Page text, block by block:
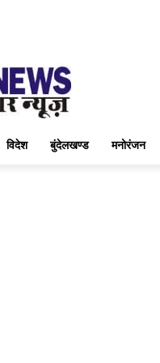
विदेश बुंदेलखण्ड मनोरंजन